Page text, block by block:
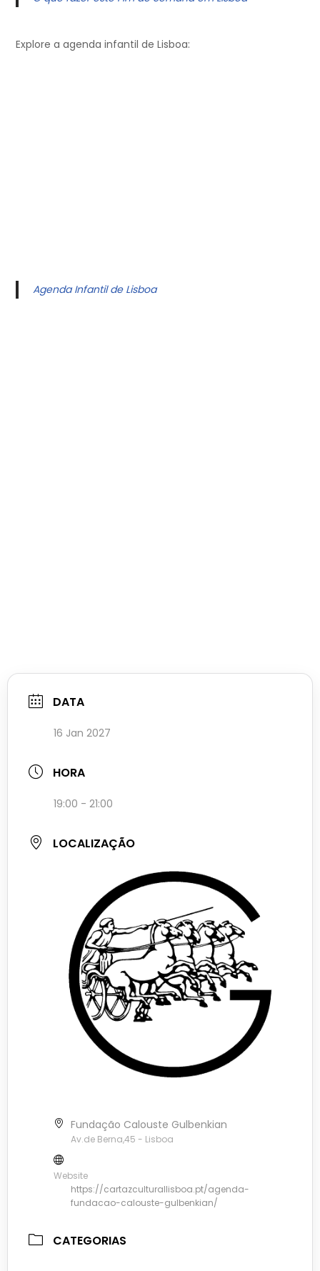
Explore a agenda infantil de Lisboa:
Agenda Infantil de Lisboa
DATA
16 Jan 2027
HORA
19:00 - 21:00
LOCALIZAÇÃO
Fundação Calouste Gulbenkian
Av.de Berna,45 - Lisboa
Website
https://cartazculturallisboa.pt/agenda-
fundacao-calouste-gulbenkian/
CATEGORIAS